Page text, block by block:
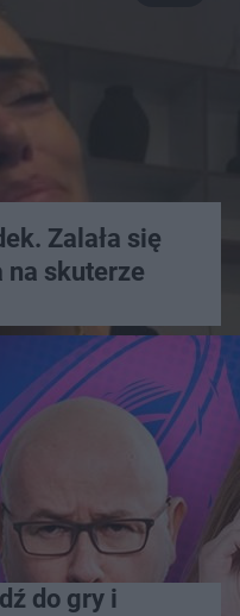
Zalała się
na skuterze
do gry i